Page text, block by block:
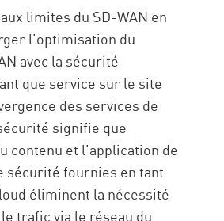
limites du SD-WAN en
l'optimisation du
avec la sécurité
que service sur le site
des services de
signifie que
contenu et l'application de
sécurité fournies en tant
éliminent la nécessité
trafic via le réseau du